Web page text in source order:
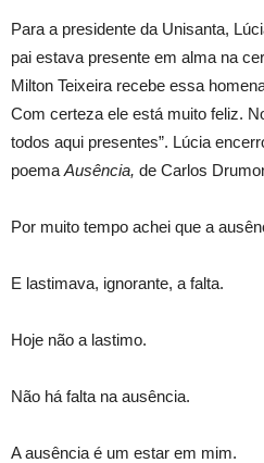
Para a presidente da Unisanta,
pai estava presente em alma na
Milton Teixeira recebe essa
Com certeza ele está muito feliz.
todos aqui presentes”. Lúcia
poema Ausência, de Carlos
Por muito tempo achei que a
E lastimava, ignorante, a falta.
Hoje não a lastimo.
Não há falta na ausência.
A ausência é um estar em mim.